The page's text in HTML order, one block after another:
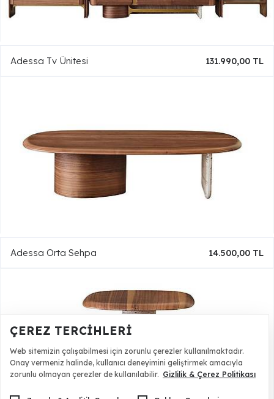
Adessa Tv Ünitesi 131.990,00 TL
Adessa Orta Sehpa 14.500,00 TL
ÇEREZ TERCIHLERI
Web sitemizin çalışabilmesi için zorunlu çerezler kullanılmaktadır.
Onay vermeniz halinde, kullanıcı deneyimini geliştirmek amacıyla
zorunlu olmayan çerezler de kullanılabilir. Gizlilik & Çerez Politikası